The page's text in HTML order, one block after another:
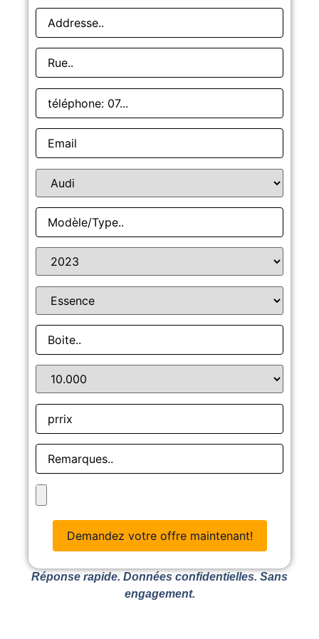
Réponse rapide. Données confidentielles. Sans
engagement.